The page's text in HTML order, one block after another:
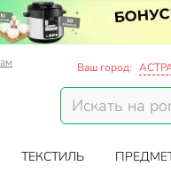
Ваш город:
ТЕКСТИЛЬ